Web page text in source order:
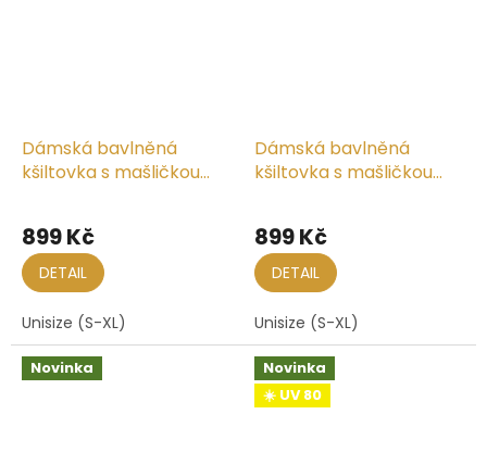
Dámská bavlněná
kšiltovka s mašličkou
899 Kč
DETAIL
Unisize (S-XL)
Dámská bavlněná
kšiltovka s mašličkou
899 Kč
DETAIL
Unisize (S-XL)
Novinka
Novinka
☀️ UV 80